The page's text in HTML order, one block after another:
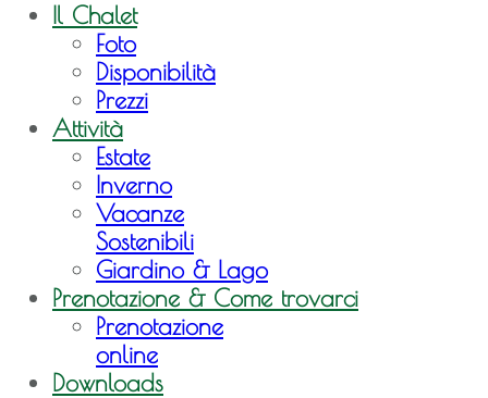
Il Chalet
Foto
Disponibilità
Prezzi
Attività
Estate
Inverno
Vacanze
Sostenibili
Giardino & Lago
Prenotazione & Come trovarci
Prenotazione
online
Downloads